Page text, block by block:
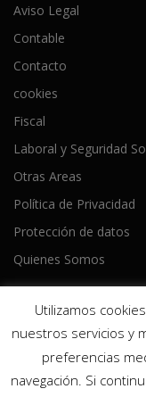
Aviso Legal
Contable
Contacto
cookies
Fiscal
Laboral y Seguridad
Otras Areas
Política de Privacidad
Protección de datos
Quienes Somos
Copyright © 2026
Utilizamos
nuestros servicios y
preferencias
navegación. Si